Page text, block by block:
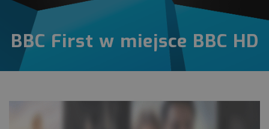
BBC First w miejsce BBC HD